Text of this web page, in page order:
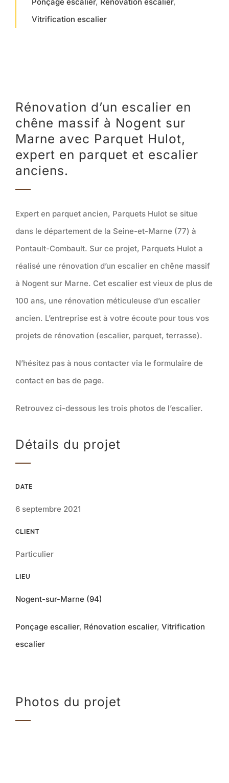
Nos réalisations
Contact
Vitrification escalier
Rénovation d’un escalier en
chêne massif à Nogent sur
Marne avec Parquet Hulot,
expert en parquet et escalier
anciens.
Expert en parquet ancien, Parquets Hulot se situe
dans le département de la Seine-et-Marne (77) à
Pontault-Combault. Sur ce projet, Parquets Hulot a
réalisé une rénovation d’un escalier en chêne massif
à Nogent sur Marne. Cet escalier est vieux de plus de
100 ans, une rénovation méticuleuse d’un escalier
ancien. L’entreprise est à votre écoute pour tous vos
projets de rénovation (escalier, parquet, terrasse).
N’hésitez pas à nous contacter via le formulaire de
contact en bas de page.
Retrouvez ci-dessous les trois photos de l’escalier.
Détails du projet
DATE
6 septembre 2021
CLIENT
Particulier
LIEU
Nogent-sur-Marne (94)
Ponçage escalier, Rénovation escalier, Vitrification
escalier
Photos du projet